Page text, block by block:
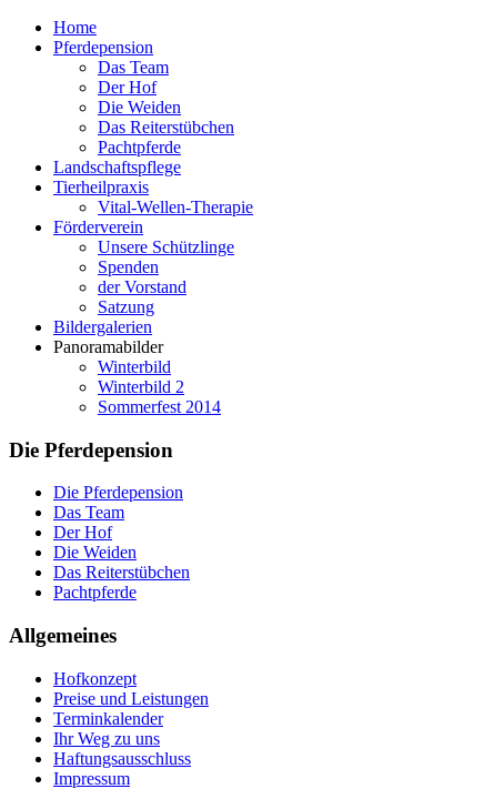
Home
Pferdepension
Das Team
Der Hof
Die Weiden
Das Reiterstübchen
Pachtpferde
Landschaftspflege
Tierheilpraxis
Vital-Wellen-Therapie
Förderverein
Unsere Schützlinge
Spenden
der Vorstand
Satzung
Bildergalerien
Panoramabilder
Winterbild
Winterbild 2
Sommerfest 2014
Die Pferdepension
Die Pferdepension
Das Team
Der Hof
Die Weiden
Das Reiterstübchen
Pachtpferde
Allgemeines
Hofkonzept
Preise und Leistungen
Terminkalender
Ihr Weg zu uns
Haftungsausschluss
Impressum